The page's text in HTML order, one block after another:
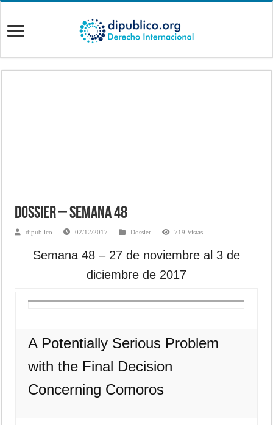
Dossier – Semana 48
dipublico 02/12/2017 Dossier 719 Vistas
Semana 48 – 27 de noviembre al 3 de
diciembre de 2017
A Potentially Serious Problem
with the Final Decision
Concerning Comoros